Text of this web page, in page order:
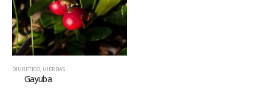
DIURETICO, HIERBAS
Gayuba